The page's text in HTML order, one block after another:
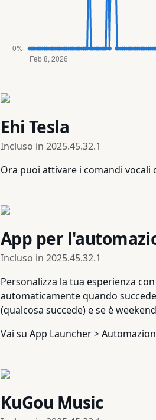
Ehi Tesla
Incluso in 2025.45.32.1
Ora puoi attivare i comandi vocali
App per
Incluso in 2025.45.32.1
Personalizza la tua esperienza
automaticamente quando
(qualcosa succede) e se è
Vai su App Launcher >
KuGou Music